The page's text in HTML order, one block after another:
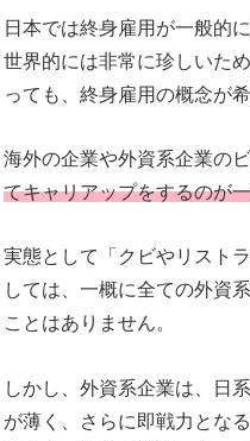
日本では終身雇用が一般的
世界的には非常に珍しいた
っても、終身雇用の概念が
海外の企業や外資系企業の
てキャリアップをするのが
実態として「クビやリスト
しては、一概に全ての外資
ことはありません。
しかし、外資系企業は、日
が薄く、さらに即戦力とな